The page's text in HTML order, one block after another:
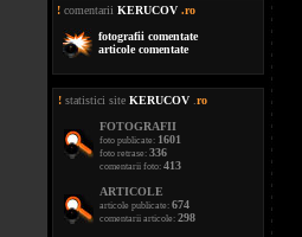
! comentarii KERUCOV .ro
fotografii comentate
articole comentate
! statistici site KERUCOV ro
FOTOGRAFII
foto publicate: 1601
foto retrase: 336
comentarii foto: 413
ARTICOLE
articole publicate: 674
comentarii articole: 298